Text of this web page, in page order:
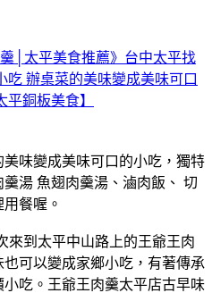
│太平美食推薦》台中太平找
辦桌菜的美味變成美味可口
銅板美食】
味變成美味可口的小吃，獨特
湯 魚翅肉羹湯、滷肉飯、 切
餐喔。
來到太平中山路上的王爺王肉
可以變成家鄉小吃，有著傳承
吃。王爺王肉羹太平店古早味